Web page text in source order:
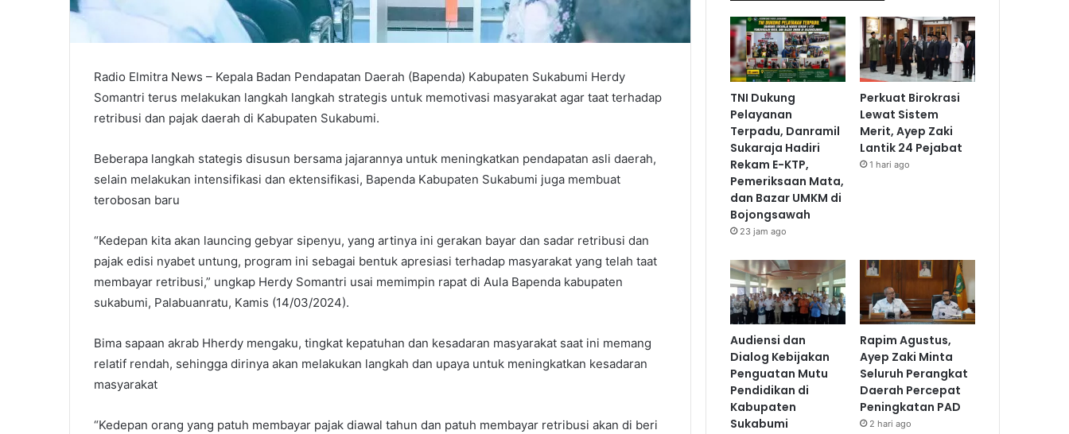
Radio Elmitra News – Kepala Badan Pendapatan Daerah (Bapenda) Kabupaten Sukabumi Herdy
Somantri terus melakukan langkah langkah strategis untuk memotivasi masyarakat agar taat terhadap
retribusi dan pajak daerah di Kabupaten Sukabumi.
Beberapa langkah stategis disusun bersama jajarannya untuk meningkatkan pendapatan asli daerah,
selain melakukan intensifikasi dan ektensifikasi, Bapenda Kabupaten Sukabumi juga membuat
terobosan baru
“Kedepan kita akan launcing gebyar sipenyu, yang artinya ini gerakan bayar dan sadar retribusi dan
pajak edisi nyabet untung, program ini sebagai bentuk apresiasi terhadap masyarakat yang telah taat
membayar retribusi,” ungkap Herdy Somantri usai memimpin rapat di Aula Bapenda kabupaten
sukabumi, Palabuanratu, Kamis (14/03/2024).
Bima sapaan akrab Hherdy mengaku, tingkat kepatuhan dan kesadaran masyarakat saat ini memang
relatif rendah, sehingga dirinya akan melakukan langkah dan upaya untuk meningkatkan kesadaran
masyarakat
“Kedepan orang yang patuh membayar pajak diawal tahun dan patuh membayar retribusi akan di beri
TNI Dukung
Pelayanan
Terpadu, Danramil
Sukaraja Hadiri
Rekam E-KTP,
Pemeriksaan Mata,
dan Bazar UMKM di
Bojongsawah
23 jam ago
Perkuat Birokrasi
Lewat Sistem
Merit, Ayep Zaki
Lantik 24 Pejabat
1 hari ago
Audiensi dan
Dialog Kebijakan
Penguatan Mutu
Pendidikan di
Kabupaten
Sukabumi
Rapim Agustus,
Ayep Zaki Minta
Seluruh Perangkat
Daerah Percepat
Peningkatan PAD
2 hari ago